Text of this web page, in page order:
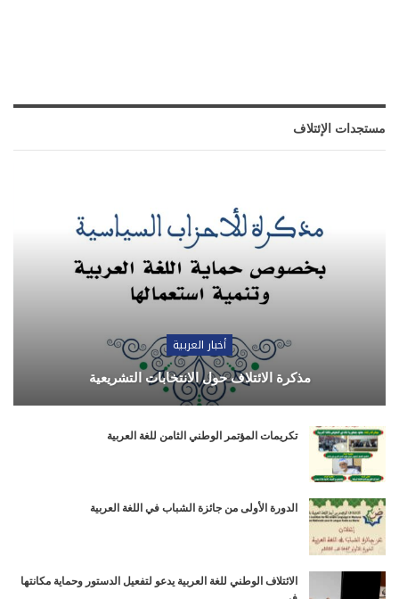
مستجدات الإئتلاف
أخبار العربية
مذكرة الائتلاف حول الانتخابات التشريعية
تكريمات المؤتمر الوطني الثامن للغة العربية
الدورة الأولى من جائزة الشباب في اللغة العربية
الائتلاف الوطني للغة العربية يدعو لتفعيل الدستور وحماية مكانتها